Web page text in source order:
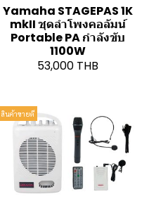
Yamaha STAGEPAS 1K
mkII ชุดลำโพงคอลัมน์
Portable PA กำลังขับ
1100W
53,000 THB
สินค้าขายดี